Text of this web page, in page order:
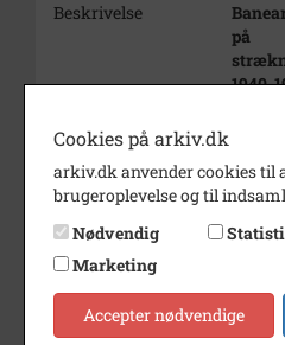
Beskrivelse
på
1940-
Periode
Dateringsnote
1940-
Fotograf
Materiale
s/h
Se på kort
Cookies på arkiv.dk
arkiv.dk anvender cookies til
brugeroplevelse og til
Nødvendig
Marketing
Accepter nødvendige